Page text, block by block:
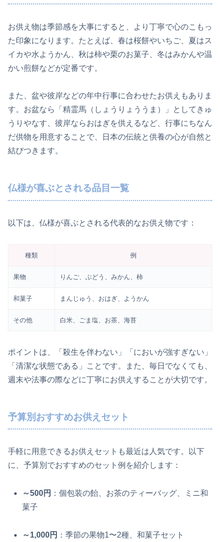
お供え物は季節感を大事にすると、より丁寧で心のこもっ
た印象になります。たとえば、春は桜餅やいちご、夏はス
イカや水ようかん、秋は柿や栗のお菓子、冬はみかんや温
かい煎餅などが定番です。
また、盆や彼岸などの年中行事に合わせたお供えもありま
す。お盆なら「精霊馬（しょうりょううま）」としてきゅ
うりやなす、彼岸ならおはぎを供えるなど、行事にちなん
だ供物を用意することで、日本の伝統と供養の心が自然と
結びつきます。
仏様が喜ぶとされる品目一覧
以下は、仏様が喜ぶとされる代表的なお供え物です：
種類 例
果物 りんご、ぶどう、みかん、柿
和菓子 まんじゅう、おはぎ、ようかん
その他 白米、ごま塩、お茶、海苔
ポイントは、「殺生を伴わない」「においが強すぎない」
「清潔な状態である」ことです。また、毎日でなくても、
週末や法事の際などに丁寧にお供えすることが大切です。
予算別おすすめお供えセット
手軽に用意できるお供えセットも最近は人気です。以下
に、予算別でおすすめのセット例を紹介します：
～500円 ：個包装の飴、お茶のティーバッグ、ミニ和
菓子
～1,000円 ：季節の果物1〜2種、和菓子セット